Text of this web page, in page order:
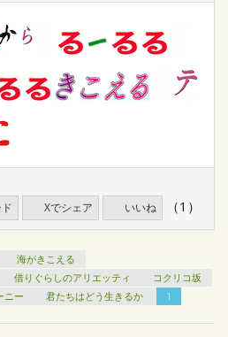
Xでシェア いいね （1）
海がきこえる
借りぐらしのアリエッティ
コクリコ坂
ニー 君たちはどう生きるか 1